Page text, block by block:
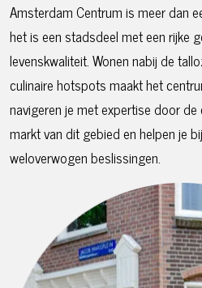
Amsterdam Centrum is meer dan
het is een stadsdeel met een rijke
levenskwaliteit. Wonen nabij de
culinaire hotspots maakt het
navigeren je met expertise door
markt van dit gebied en helpen je
weloverwogen beslissingen.